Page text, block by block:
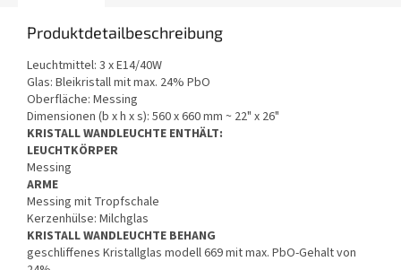
Produktdetailbeschreibung
Leuchtmittel: 3 x E14/40W
Glas: Bleikristall mit max. 24% PbO
Oberfläche: Messing
Dimensionen (b x h x s): 560 x 660 mm ~ 22" x 26"
KRISTALL WANDLEUCHTE ENTHÄLT:
LEUCHTKÖRPER
Messing
ARME
Messing mit Tropfschale
Kerzenhülse: Milchglas
KRISTALL WANDLEUCHTE BEHANG
geschliffenes Kristallglas modell 669 mit max. PbO-Gehalt von